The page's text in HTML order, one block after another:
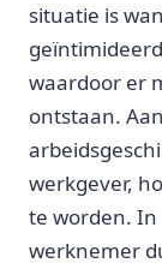
situatie is
waardoor er
ontstaan.
werkgever,
te worden. In
werknemer